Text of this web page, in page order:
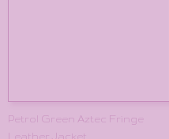
Petrol Green Aztec Fringe
Leather Jacket